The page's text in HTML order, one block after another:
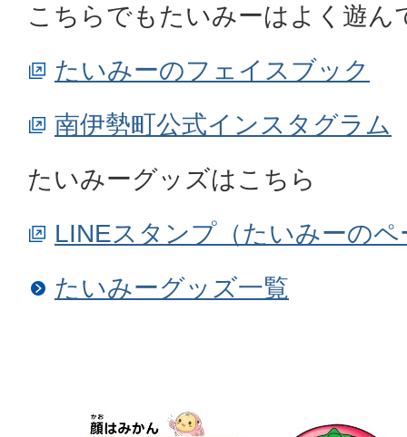
こちらでもたいみーはよく遊ん
たいみーのフェイスブック
南伊勢町公式インスタグラム
たいみーグッズはこちら
LINEスタンプ（たいみーのペ
たいみーグッズ一覧